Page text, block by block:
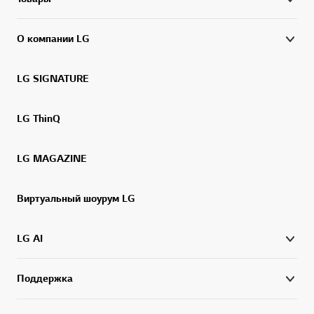
О компании LG
LG SIGNATURE
LG ThinQ
LG MAGAZINE
Виртуальный шоурум LG
LG AI
Поддержка